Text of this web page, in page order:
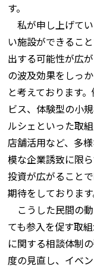
す。
私が申し上げて
い施設ができるこ
出する可能性が広
の波及効果をしっ
と考えております
ビス、体験型の小
ルシェといった取
店舗活用など、多
模な企業誘致に限
投資が広がること
期待をしております
こうした民間の
ても参入を促す取
に関する相談体制
度の見直し、イベ